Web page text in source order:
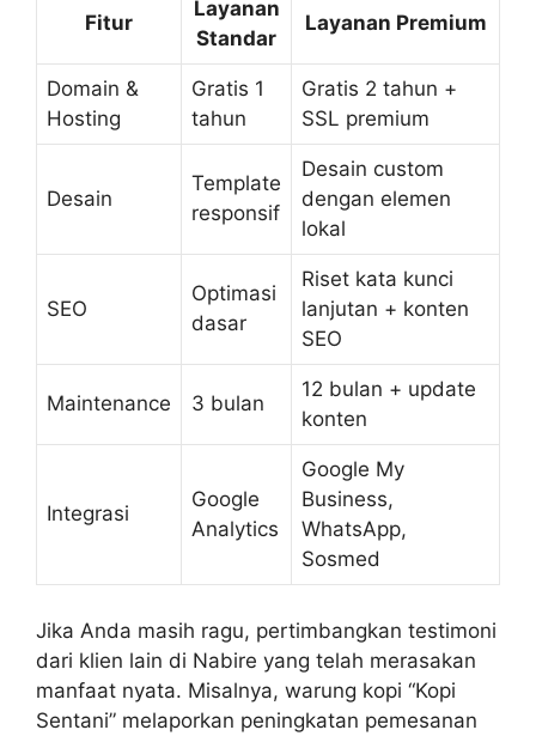
Fitur
Layanan
Standar
Layanan Premium
Domain &
Hosting
Gratis 1
tahun
Gratis 2 tahun +
SSL premium
Desain
Template
responsif
Desain custom
dengan elemen
lokal
SEO
Optimasi
dasar
Riset kata kunci
lanjutan + konten
SEO
Maintenance 3 bulan
12 bulan + update
konten
Integrasi
Google
Analytics
Google My
Business,
WhatsApp,
Sosmed
Jika Anda masih ragu, pertimbangkan testimoni
dari klien lain di Nabire yang telah merasakan
manfaat nyata. Misalnya, warung kopi “Kopi
Sentani” melaporkan peningkatan pemesanan